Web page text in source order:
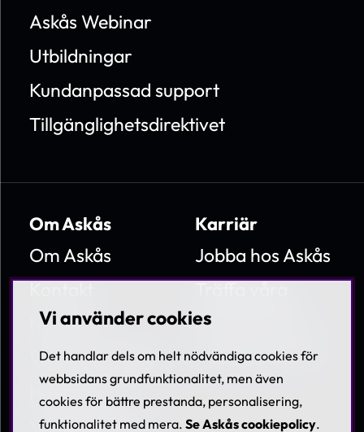
Askås Webinar
Utbildningar
Kundanpassad support
Tillgänglighetsdirektivet
Om Askås
Om Askås
Nyheter
Villkor & Policies
Hållbarhet
Visselblåsning
Karriär
Jobba hos Askås
medarbetare
Lediga tjänster
Vi använder cookies
Det handlar dels om helt nödvändiga cookies för
webbsidans grundfunktionalitet, men även
cookies för bättre prestanda, personalisering,
funktionalitet med mera. Se Askås cookiepolicy.